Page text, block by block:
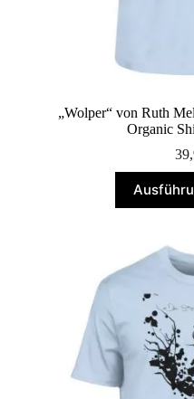
„Wolper“ von Ruth
Organic